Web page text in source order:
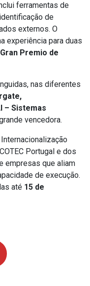
ferramentas de
de
externos. O
experiência para duas
Premio de
nas diferentes
– Sistemas
vencedora.
Portugal e dos
empresas que aliam
de execução.
até 15 de